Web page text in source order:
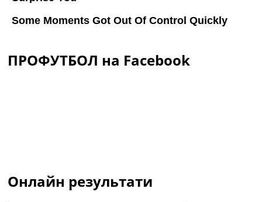
ПРОФУТБОЛ на Facebook
Онлайн результати